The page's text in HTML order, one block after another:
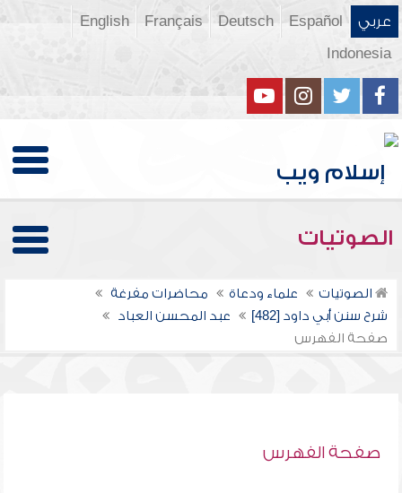
عربي Español
Deutsch
Français
English
Indonesia
الصوتيات
الصوتيات علماء ودعاة
محاضرات مفرغة
شرح سنن أبي داود [482]
عبد المحسن العباد
صفحة الفهرس
صفحة الفهرس